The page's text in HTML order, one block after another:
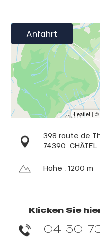
Anfahrt
398 route de
74390 CHÂTEL
Höhe : 1200 m
Klicken Sie
04 50